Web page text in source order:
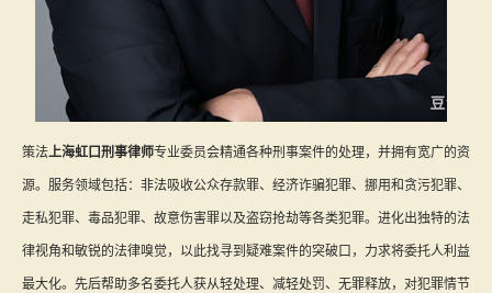
策法上海虹口刑事律师专业委员会精通各种刑事案件的处理，并拥有宽广的资
源。服务领域包括：非法吸收公众存款罪、经济诈骗犯罪、挪用和贪污犯罪、
走私犯罪、毒品犯罪、故意伤害罪以及盗窃抢劫等各类犯罪。进化出独特的法
律视角和敏锐的法律嗅觉，以此找寻到疑难案件的突破口，力求将委托人利益
最大化。先后帮助多名委托人获从轻处理、减轻处罚、无罪释放，对犯罪情节